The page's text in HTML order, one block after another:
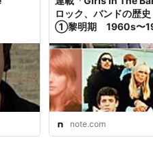
ロック、バンドの歴
①黎明期 1960s〜
note.com